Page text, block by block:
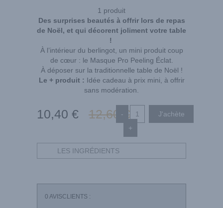
1 produit
Des surprises beautés à offrir lors de repas
de Noël, et qui décorent joliment votre table
!
À l’intérieur du berlingot, un mini produit coup
de cœur : le Masque Pro Peeling Éclat.
À déposer sur la traditionnelle table de Noël !
Le + produit : Idée cadeau à prix mini, à offrir
sans modération.
10,40 € 12,60 €
-
+
LES INGRÉDIENTS
0 AVISCLIENTS :